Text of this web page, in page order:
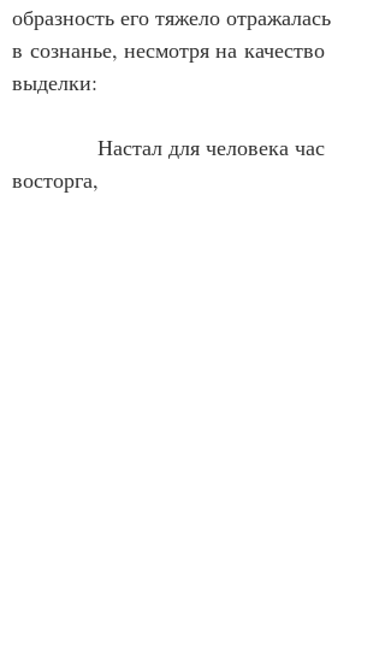
образность его тяжело отражалась
в сознанье, несмотря на качество
выделки:
Настал для человека час
восторга,